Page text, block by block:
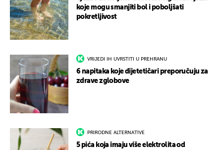
koje mogu smanjiti bol i poboljšati
pokretljivost
VRIJEDI IH UVRSTITI U PREHRANU
6 napitaka koje dijetetičari preporučuju za
zdrave zglobove
PRIRODNE ALTERNATIVE
5 pića koja imaju više elektrolita od